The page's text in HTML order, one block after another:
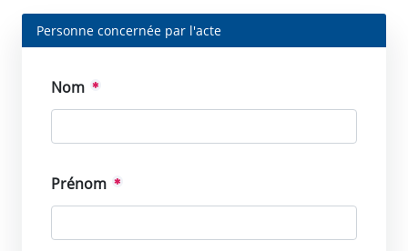
Personne concernée par l'acte
Nom
Prénom